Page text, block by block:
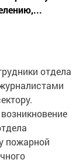
отдела
пожарной